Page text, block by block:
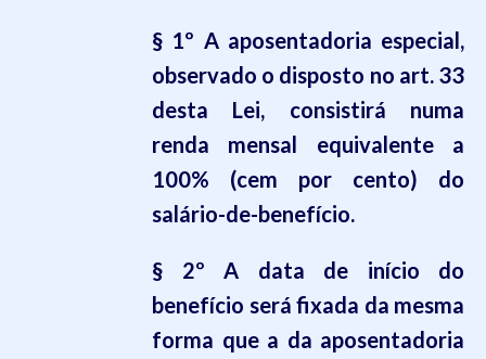
§ 1º A aposentadoria especial,
observado o disposto no art. 33
desta Lei, consistirá numa
renda mensal equivalente a
100% (cem por cento) do
salário-de-benefício.
§ 2º A data de início do
benefício será fixada da mesma
forma que a da aposentadoria